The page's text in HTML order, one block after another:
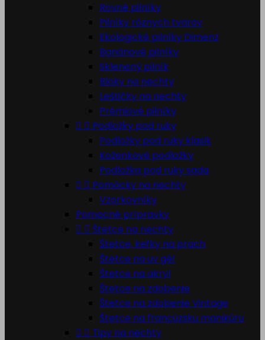
Rovné pilníky
Pilníky rôznych tvarov
Ekologické pilníky Dimenz
Banánové pilníky
Sklenený pilník
Bloky na nechty
Leštičky na nechty
Prémiové pilníky
  Podložky pod ruky
Podložky pod ruky klasik
Koženkové podložky
Podložka pod ruky sada
  Pomôcky na nechty
Vzorkovníky
Pomocné prípravky
  Štetce na nechty
Štetce, kefky na prach
Štetce na uv gél
Štetce na akryl
Štetce na zdobenie
Štetce na zdobenie Vintage
Štetce na francúzsku manikúru
  Tipy na nechty